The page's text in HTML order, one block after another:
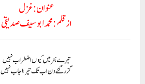
عنوان:غزل
ازقلم: محمد ابوسیف صدیقی
تیرے بحر میں کیوں اضطراب نہیں
گزرگئے دن اب تک تیرا اجاب نہیں